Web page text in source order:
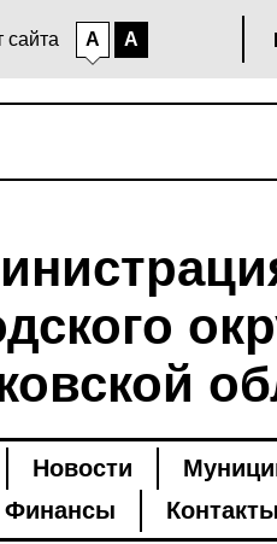
сайта A A
Новости
Финансы